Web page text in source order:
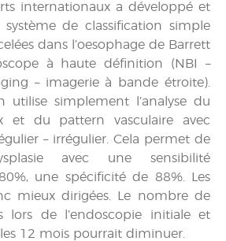
internationaux a développé et
de classification simple
dans l’oesophage de Barrett
à haute définition (NBI –
– imagerie à bande étroite).
utilise simplement l’analyse du
et du pattern vasculaire avec
– irrégulier. Cela permet de
avec une sensibilité
une spécificité de 88%. Les
mieux dirigées. Le nombre de
lors de l’endoscopie initiale et
12 mois pourrait diminuer.